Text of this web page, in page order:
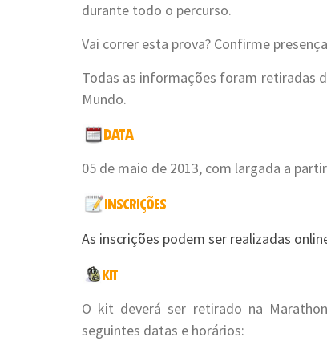
durante todo o percurso.
Vai correr esta prova? Confirme
Todas as informações foram retiradas
Mundo.
05 de maio de 2013, com largada a
As inscrições podem ser realizadas
O kit deverá ser retirado na
seguintes datas e horários: